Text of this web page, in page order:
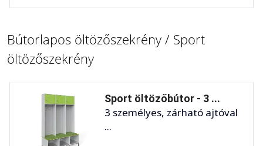
Bútorlapos öltözőszekrény / Sport
öltözőszekrény
Sport öltözőbútor - 3 ...
3 személyes, zárható ajtóval
...